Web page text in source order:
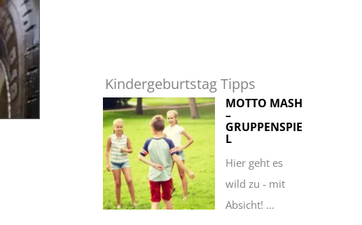
Kindergeburtstag Tipps
MOTTO MASH
–
GRUPPENSPIE
L
Hier geht es
wild zu - mit
Absicht! ...